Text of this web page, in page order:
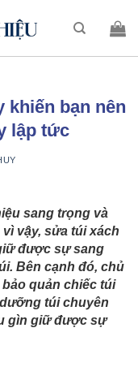
khiến bạn nên
lập tức
sang trọng và
vậy, sửa túi xách
được sự sang
Bên cạnh đó, chủ
quản chiếc túi
túi chuyên
gìn giữ được sự